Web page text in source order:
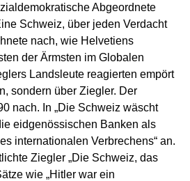
Abgeordnete
Schweiz, über jeden Verdacht
nach, wie Helvetiens
der Ärmsten im Globalen
Landsleute reagierten empört
sondern über Ziegler. Der
nach. In „Die Schweiz wäscht
eidgenössischen Banken als
internationalen Verbrechens“ an.
Ziegler „Die Schweiz, das
wie „Hitler war ein